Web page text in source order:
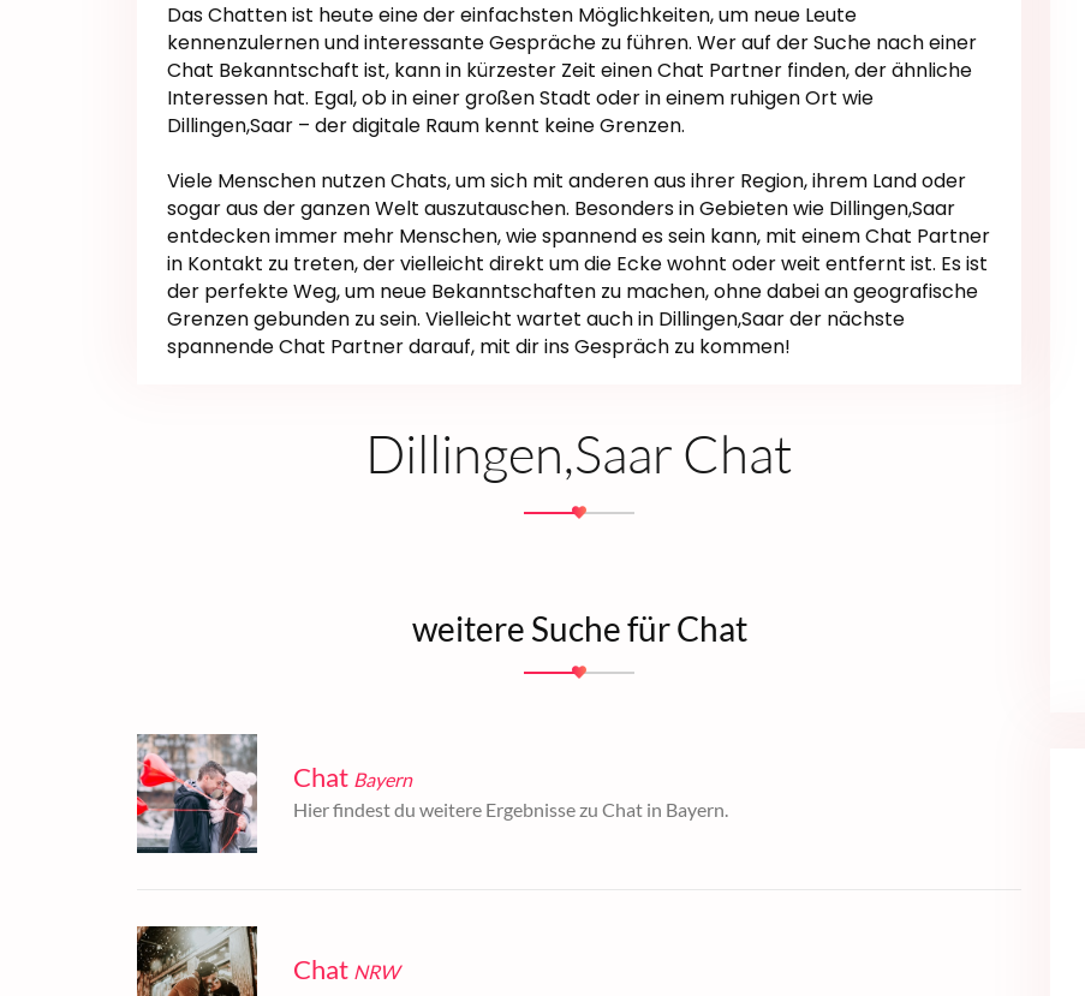
Das Chatten ist heute eine der einfachsten Möglichkeiten, um neue Leute
kennenzulernen und interessante Gespräche zu führen. Wer auf der Suche nach einer
Chat Bekanntschaft ist, kann in kürzester Zeit einen Chat Partner finden, der ähnliche
Interessen hat. Egal, ob in einer großen Stadt oder in einem ruhigen Ort wie
Dillingen,Saar – der digitale Raum kennt keine Grenzen.
Viele Menschen nutzen Chats, um sich mit anderen aus ihrer Region, ihrem Land oder
sogar aus der ganzen Welt auszutauschen. Besonders in Gebieten wie Dillingen,Saar
entdecken immer mehr Menschen, wie spannend es sein kann, mit einem Chat Partner
in Kontakt zu treten, der vielleicht direkt um die Ecke wohnt oder weit entfernt ist. Es ist
der perfekte Weg, um neue Bekanntschaften zu machen, ohne dabei an geografische
Grenzen gebunden zu sein. Vielleicht wartet auch in Dillingen,Saar der nächste
spannende Chat Partner darauf, mit dir ins Gespräch zu kommen!
Dillingen,Saar Chat
weitere Suche für Chat
Chat Bayern
Hier findest du weitere Ergebnisse zu Chat in Bayern.
Chat NRW